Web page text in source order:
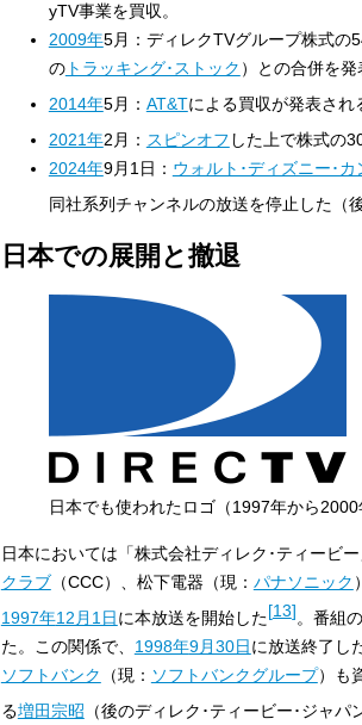
yTV事業を買収。
2009年5月：ディレクTVグループ株式の
のトラッキング･ストック ）との合併を発
2014年5月： AT&Tによる買収が発表され
2021年2月： スピンオフ した上で株式の
2024年9月1日： ウォルト･ディズニー･カ
同社系列チャンネルの放送を停止した（
日本での展開と撤退
日本でも使われたロゴ（1997年から2000
日本においては「株式会社ディレク･ティービー
クラブ（CCC）、松下電器（現： パナソニック
1997年12月1日に本放送を開始した[13]。番組
た。この関係で、 1998年9月30日に放送終了し
ソフトバンク
（現： ソフトバンクグループ）も
る増田宗昭 （後のディレク･ティービー･ジャ